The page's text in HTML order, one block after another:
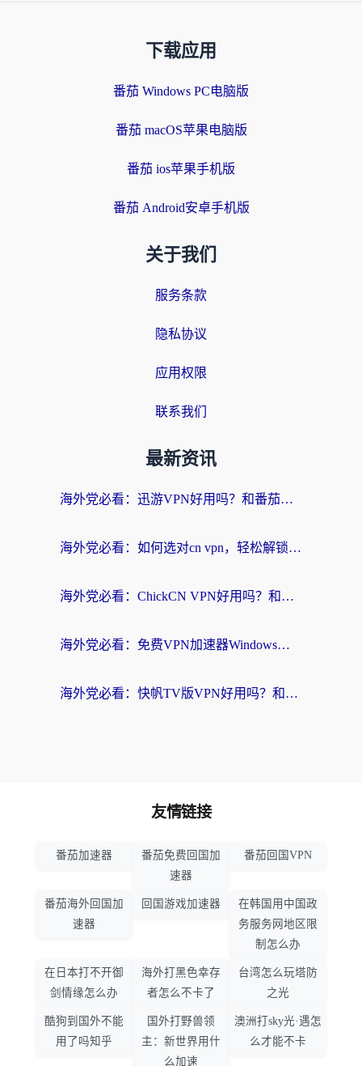
下载应用
番茄 Windows PC电脑版
番茄 macOS苹果电脑版
番茄 ios苹果手机版
番茄 Android安卓手机版
关于我们
服务条款
隐私协议
应用权限
联系我们
最新资讯
海外党必看：迅游VPN好用吗？和番茄加速器VPN对比哪个回国效果更好？
海外党必看：如何选对cn vpn，轻松解锁国内影音游戏？
海外党必看：ChickCN VPN好用吗？和星河VPN对比哪个回国效果更好？附真实体验+避坑指南
海外党必看：免费VPN加速器Windows版怎么选？附真实测评与无缝访问国内资源指南
海外党必看：快帆TV版VPN好用吗？和hi龟龟VPN对比哪个回国效果更好？附免费加速器选择指南
友情链接
番茄加速器
番茄免费回国加
速器
番茄回国VPN
番茄海外回国加
速器
回国游戏加速器
在韩国用中国政
务服务网地区限
制怎么办
在日本打不开御
剑情缘怎么办
海外打黑色幸存
者怎么不卡了
台湾怎么玩塔防
之光
酷狗到国外不能
用了吗知乎
国外打野兽领
主：新世界用什
么加速
澳洲打sky光·遇怎
么才能不卡